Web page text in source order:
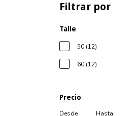
Filtrar por
Talle
50 (12)
60 (12)
Precio
Desde
Hasta